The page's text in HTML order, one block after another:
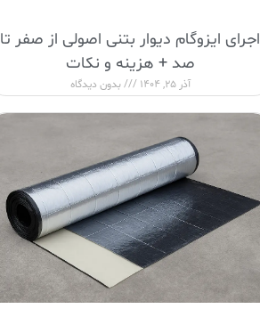
اجرای ایزوگام دیوار بتنی اصولی از صفر تا
صد + هزینه و نکات
آذر 25, 1404 بدون دیدگاه